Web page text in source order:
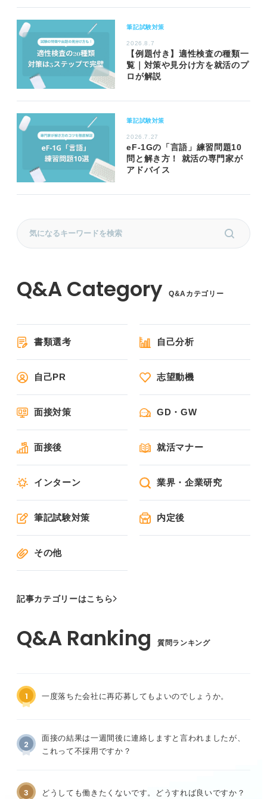
筆記試験対策
2026.8.7
【例題付き】適性検査の種類一
覧｜対策や見分け方を就活のプ
ロが解説
筆記試験対策
2026.7.27
eF-1Gの「言語」練習問題10
問と解き方！ 就活の専門家が
アドバイス
Q&Aカテゴリー
書類選考 自己分析
自己PR 志望動機
面接対策 GD・GW
面接後 就活マナー
インターン 業界・企業研究
筆記試験対策 内定後
その他
記事カテゴリーはこちら
質問ランキング
1 一度落ちた会社に再応募してもよいのでしょうか。
2
面接の結果は一週間後に連絡しますと言われましたが、
これって不採用ですか？
3 どうしても働きたくないです。どうすれば良いですか？